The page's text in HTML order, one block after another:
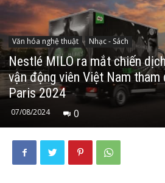
Văn hóa nghệ thuật Nhạc - Sách
Nestlé MILO ra mắt chiến
vận động viên Việt Nam tham
Paris 2024
07/08/2024 0